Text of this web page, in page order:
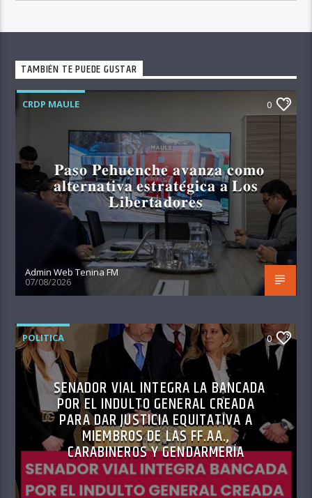
TAMBIÉN TE PUEDE GUSTAR
CRDP MAULE 0
𝐏𝐚𝐬𝐨 𝐏𝐞𝐡𝐮𝐞𝐧𝐜𝐡𝐞 𝐚𝐯𝐚𝐧𝐳𝐚 𝐜𝐨𝐦𝐨
𝐚𝐥𝐭𝐞𝐫𝐧𝐚𝐭𝐢𝐯𝐚 𝐞𝐬𝐭𝐫𝐚𝐭𝐞́𝐠𝐢𝐜𝐚 𝐚 𝐋𝐨𝐬
𝐋𝐢𝐛𝐞𝐫𝐭𝐚𝐝𝐨𝐫𝐞𝐬
Admin Web Tenina FM
07/08/2026
POLITICA 0
SENADOR VIAL INTEGRA LA BANCADA
POR EL INDULTO GENERAL CREADA
PARA DAR JUSTICIA EQUITATIVA A
MIEMBROS DE LAS FF.AA.,
CARABINEROS Y GENDARMERÍA